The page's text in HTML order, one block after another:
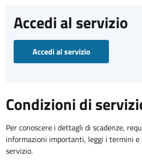
Accedi al servizio
Accedi al servizio
Condizioni di
Per conoscere i dettagli di scadenze,
informazioni importanti, leggi i termini e
servizio.